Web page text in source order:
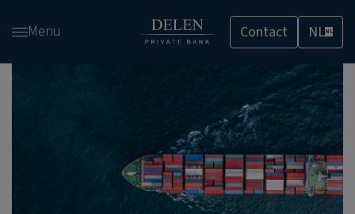
en
Menu Contact NLNL